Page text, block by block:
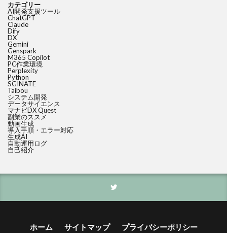
カテゴリー
AI開発支援ツール
ChatGPT
Claude
Dify
DX
Gemini
Genspark
M365 Copilot
PC作業環境
Perplexity
Python
SGINATE
Taibou
システム開発
データサイエンス
マナビDX Quest
副業のススメ
動画生成
導入手順・エラー対応
生成AI
自動運用ログ
自己紹介
ホーム サイトマップ プライバシーポリシー